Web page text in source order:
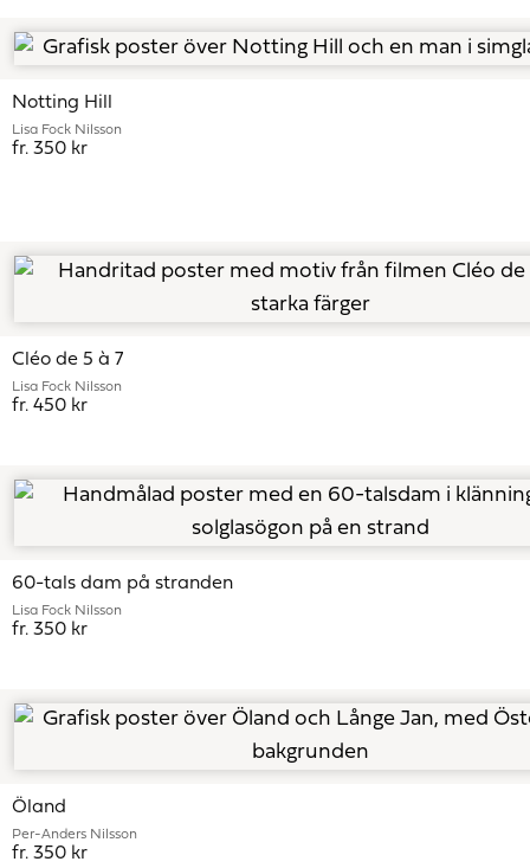
Notting Hill
Lisa Fock Nilsson
fr. 350 kr
Cléo de 5 à 7
Lisa Fock Nilsson
fr. 450 kr
60-tals dam på stranden
Lisa Fock Nilsson
fr. 350 kr
Öland
Per-Anders Nilsson
fr. 350 kr